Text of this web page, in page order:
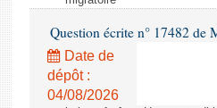
Question écrite n° 17482 de
Date de
dépôt :
04/08/2026